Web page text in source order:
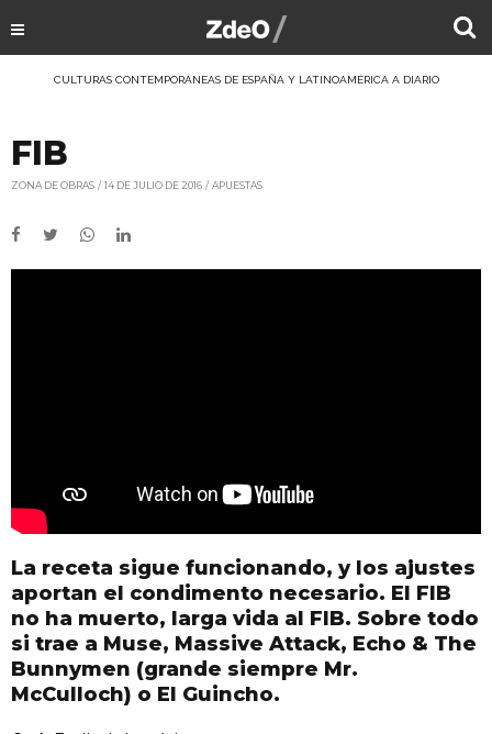
CULTURAS CONTEMPORÁNEAS DE ESPAÑA Y LATINOAMÉRICA A DIARIO
FIB
ZONA DE OBRAS 14 DE JULIO DE 2016 APUESTAS
La receta sigue funcionando, y los ajustes
aportan el condimento necesario. El FIB
no ha muerto, larga vida al FIB. Sobre todo
si trae a Muse, Massive Attack, Echo & The
Bunnymen (grande siempre Mr.
McCulloch) o El Guincho.